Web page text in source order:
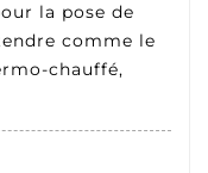
la pose de
comme le
chauffé,